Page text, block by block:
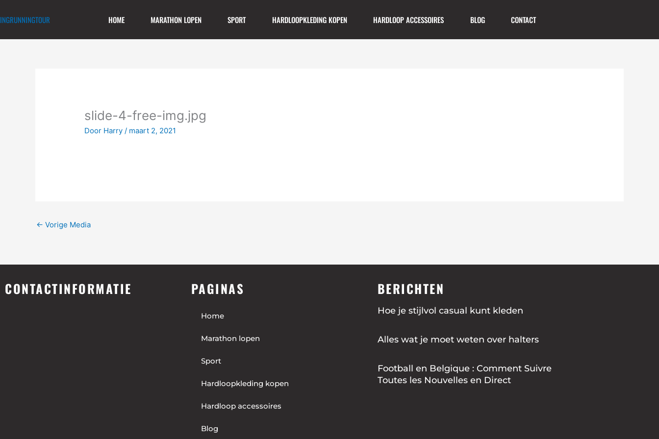
naar
inhoud
INGRUNNINGTOUR HOME MARATHON LOPEN SPORT HARDLOOPKLEDING KOPEN HARDLOOP ACCESSOIRES BLOG CONTACT
slide-4-free-img.jpg
Door Harry/ maart 2, 2021
← Vorige Media
CONTACTINFORMATIE PAGINAS
Home
Marathon lopen
Sport
Hardloopkleding kopen
Hardloop accessoires
Blog
BERICHTEN
Hoe je stijlvol casual kunt kleden
Alles wat je moet weten over halters
Football en Belgique : Comment Suivre
Toutes les Nouvelles en Direct